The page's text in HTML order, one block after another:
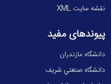
نقشه سایت XML
پیوندهای مفید
دانشگاه مازندران
دانشگاه صنعتي شريف